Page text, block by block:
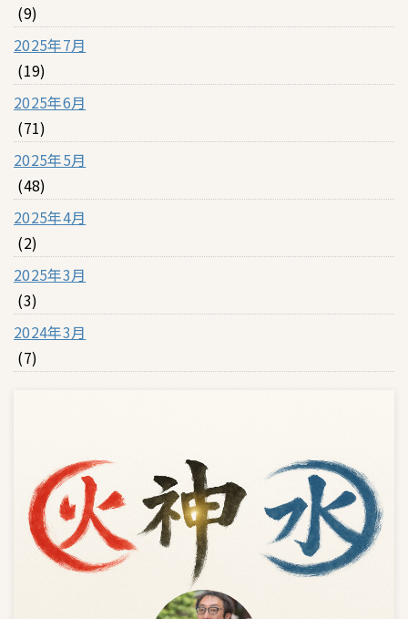
(9)
2025年7月
(19)
2025年6月
(71)
2025年5月
(48)
2025年4月
(2)
2025年3月
(3)
2024年3月
(7)